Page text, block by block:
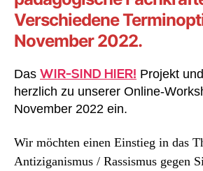
Verschiedene
November 2022.
Das WIR-SIND HIER! Projekt
herzlich zu unserer Online-
November 2022 ein.
Wir möchten einen Einstieg in das
Antiziganismus / Rassismus gegen